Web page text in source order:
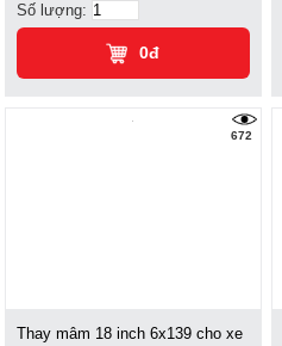
Số lượng:
0đ
672
Thay mâm 18 inch 6x139 cho xe